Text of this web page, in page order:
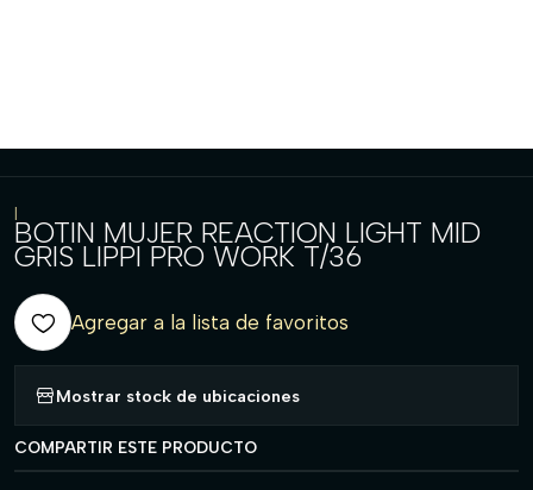
|
BOTIN MUJER REACTION LIGHT MID
GRIS LIPPI PRO WORK T/36
Agregar a la lista de favoritos
Mostrar stock de ubicaciones
COMPARTIR ESTE PRODUCTO